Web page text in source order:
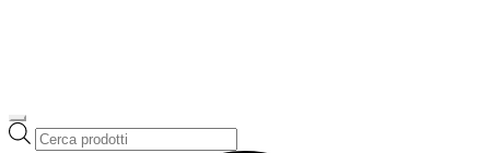
Ricerca